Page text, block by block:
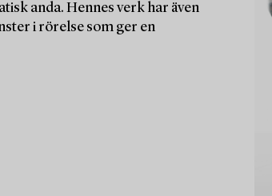
anda. Hennes verk har även
i rörelse som ger en